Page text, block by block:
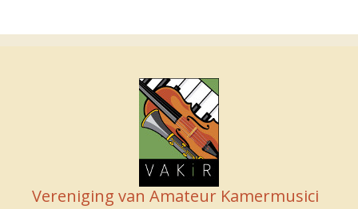
Vereniging van Amateur Kamermusici